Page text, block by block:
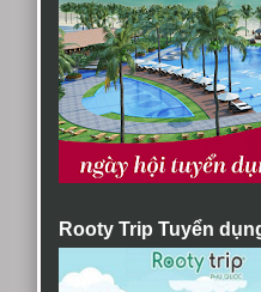
Rooty Trip Tuyển